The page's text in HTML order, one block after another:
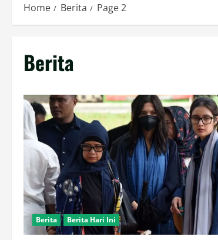
Home Berita Page 2
Berita
Berita Berita Hari Ini